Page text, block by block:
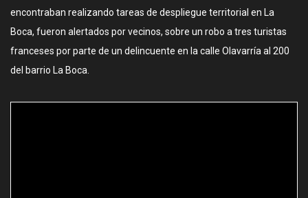
encontraban realizando tareas de despliegue territorial en La
Boca, fueron alertados por vecinos, sobre un robo a tres turistas
franceses por parte de un delincuente en la calle Olavarría al 200
del barrio La Boca.